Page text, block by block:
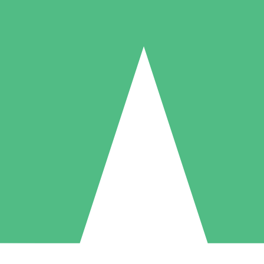
Individuelle Credit-Pakete
nach Bedarf mit Download-Credits. Keine monatliche Verpflichtung